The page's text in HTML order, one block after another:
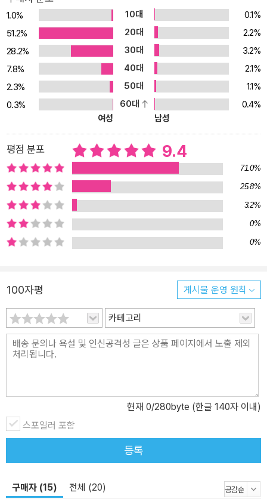
서, 『백래시』는 페미니즘에 대한 반동이 특수한 시대적 상황의 산물
이자 동시에 보편적 현상이라는 통찰을 제시한다. 이번에 출간되는
한국어판은 2006년 출간된 15주년 기념판을 판본으로 삼은 것이다.
페미니즘과 여성의 권리를 둘러싼 진부한 소동, ‘반격’의 전모를 기록
하다 “반격의 주장은 언제나 천편일률적이었다. 동등한 교육은 여성
을 노처녀로 만들고, 동등한 고용은 여성을 불임으로 만들며, 동등한
권리는 여성을 나쁜 엄마로 만든다는 것이다.”_본문 가운데 1970년
대 미국 여성들은 페미니즘의 두 번째 물결이 가져다준 성취에 흠뻑
빠져 있었다. 여성이 머물 곳은 집이라는 낡은 주장은 더 이상 설 곳이
없는 것처럼 보였고, 참정권 운동을 전개한 이래 여성들이 더 완전한
권리, 인간으로서의 존엄에 가장 가까워진 것처럼 보였다. 언론들도
앞다퉈 ‘성공한’ 여성들의 사진을 표지 기사에 실으며 “봐, 이 여자는
행복해. 그건 이 여자가 해방됐기 때문이야”라고 외쳐 댔다. 하지만
얼마 지나지 않아 요란스럽지만, 어쨌든 호의적인 언론의 선전전은
완전히 태세를 전환한다. 그들은 “봐, 이 여자는 비참해, 그건 이 여자
가 너무 해방되었기 때문이야”라고 말하며 똑같이 ‘성공한’ 여성의 사
에 ‘불임 유행병’이 번지고 있다.”, “어린이집에 아이를 맡기는 이기적
인 엄마들”, “여성은 성공의 대가로 관계를 희생시켰다” 등등 과거 해
방의 선전꾼들이 오늘의 ‘반격의 나팔수’가 되어 한목소리로 “너희들
은 이제 자유롭고 평등할지 몰라도 그 어느 때보다 비참해졌다”고 말
하고 있었다. 그리고 여성들이 처한 비참함의 원인으로 너 나 할 것 없
다.”, “여성해방의 끔찍한 진실”, “페미니즘은 이제 충분하다!” 팔루디
는 해방의 열기가 냉대와 경멸, 혐오의 공기로 전환되는 시점에서 미
국 사회에 대체 무슨 일이 벌어졌는지를 차분하게 살펴본다. 반격의
나팔수들이 호들갑스럽게 요리해 내놓은 메시지는 “여성들이여, 다
시 집으로 돌아가라”였고, 이들의 단골 메뉴는 일, 결혼, 그리고 모성
판대에, 텔레비전 화면에, 영화에, 광고와 의사의 진료실에 그리고 학
1.0% 10대
0.1%
51.2%
20대
2.2%
28.2%
30대
3.2%
7.8%
40대
2.1%
2.3%
50대
1.1%
0.3%
60대
0.4%
여성
남성
평점 분포 9.4
71.0%
25.8%
3.2%
0%
0%
100자평 게시물 운영 원칙
카테고리
현재 0/280byte (한글 140자 이내)
스포일러 포함
등록
구매자 (15) 전체 (20)